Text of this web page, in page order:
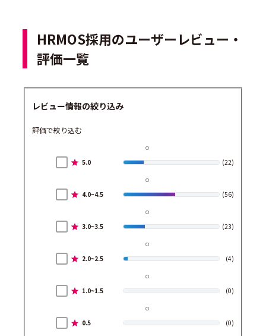
HRMOS採用のユーザーレビュー・
評価一覧
レビュー情報の絞り込み
評価で絞り込む
5.0 (22)
4.0~4.5 (56)
3.0~3.5 (23)
2.0~2.5 (4)
1.0~1.5 (0)
0.5 (0)